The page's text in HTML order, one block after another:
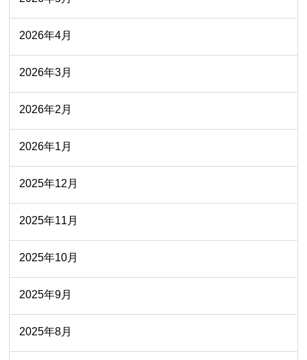
2026年4月
2026年3月
2026年2月
2026年1月
2025年12月
2025年11月
2025年10月
2025年9月
2025年8月